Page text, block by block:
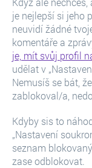
je nejlepší si jeho
neuvidí žádné
komentáře a
je, mít svůj profil
udělat v
Nemusíš se bát,
zablokoval/a,
Kdyby sis to
„Nastavení
seznam
zase odblokovat.